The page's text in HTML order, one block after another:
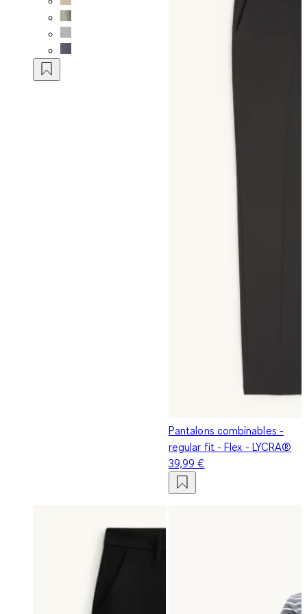
Pantalons combinables -
regular fit - Flex - LYCRA®
39,99 €